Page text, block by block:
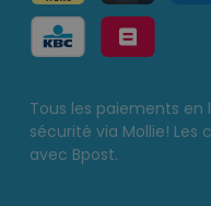
Tous les paiements
sécurité via Mollie!
avec Bpost.